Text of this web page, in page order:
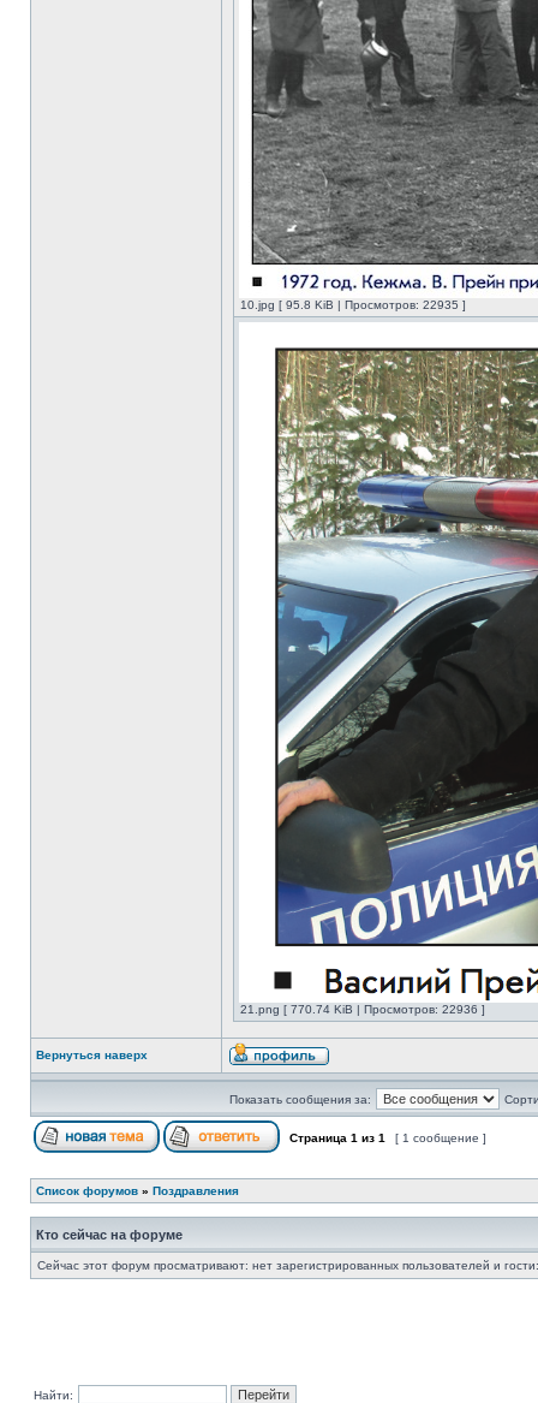
10.jpg [ 95.8 KiB | Просмотров: 22935 ]
21.png [ 770.74 KiB | Просмотров: 22936 ]
Вернуться наверх
Показать сообщения за:
Страница 1 из 1 [ 1 сообщение ]
Список форумов » Поздравления
Кто сейчас на форуме
Сейчас этот форум просматривают: нет зарегистрированных пользователей и
Найти: